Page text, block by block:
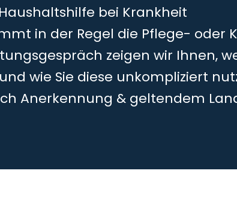
Haushaltshilfe bei Krankheit
in der Regel die Pflege- oder
zeigen wir Ihnen,
wie Sie diese unkompliziert
Anerkennung & geltendem